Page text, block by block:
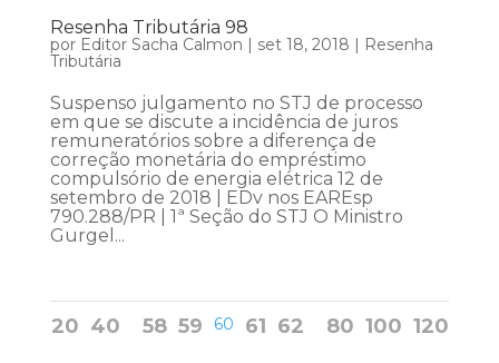
Resenha Tributária 98
por Editor Sacha Calmon set 18, 2018
Resenha
Tributária
Suspenso julgamento no STJ de processo
em que se discute a incidência de juros
remuneratórios sobre a diferença de
correção monetária do empréstimo
compulsório de energia elétrica 12 de
setembro de 2018 | EDv nos EAREsp
790.288/PR | 1ª Seção do STJ O Ministro
Gurgel...
20 40 58 59 60 61 62 80 100 120